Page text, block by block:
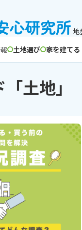
地
土地選び 家を建てる
土地」